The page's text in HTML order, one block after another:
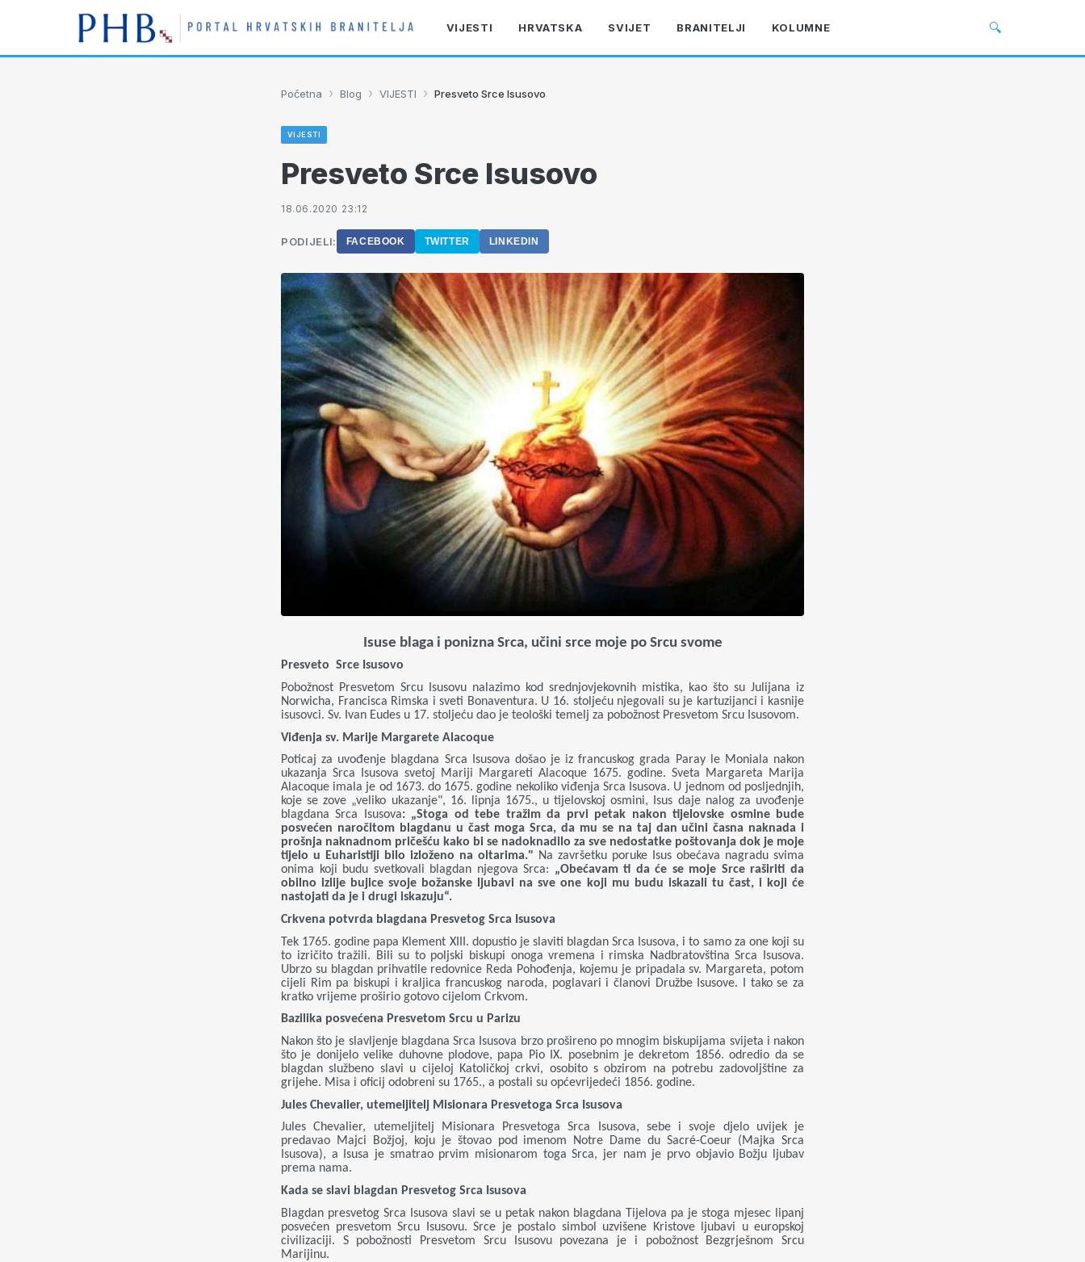
VIJESTI HRVATSKA SVIJET BRANITELJI KOLUMNE 🔍
Početna › Blog › VIJESTI › Presveto Srce Isusovo
VIJESTI
Presveto Srce Isusovo
18.06.2020 23:12
PODIJELI: FACEBOOK TWITTER LINKEDIN
Isuse blaga i ponizna Srca, učini srce moje po Srcu svome
Presveto Srce Isusovo
Pobožnost Presvetom Srcu Isusovu nalazimo kod srednjovjekovnih mistika, kao što su Julijana iz
Norwicha, Francisca Rimska i sveti Bonaventura. U 16. stoljeću njegovali su je kartuzijanci i kasnije
isusovci. Sv. Ivan Eudes u 17. stoljeću dao je teološki temelj za pobožnost Presvetom Srcu Isusovom.
Viđenja sv. Marije Margarete Alacoque
Poticaj za uvođenje blagdana Srca Isusova došao je iz francuskog grada Paray le Moniala nakon
ukazanja Srca Isusova svetoj Mariji Margareti Alacoque 1675. godine. Sveta Margareta Marija
Alacoque imala je od 1673. do 1675. godine nekoliko viđenja Srca Isusova. U jednom od posljednjih,
koje se zove „veliko ukazanje", 16. lipnja 1675., u tijelovskoj osmini, Isus daje nalog za uvođenje
blagdana Srca Isusova: „Stoga od tebe tražim da prvi petak nakon tijelovske osmine bude
posvećen naročitom blagdanu u čast moga Srca, da mu se na taj dan učini časna naknada i
prošnja naknadnom pričešću kako bi se nadoknadilo za sve nedostatke poštovanja dok je moje
tijelo u Euharistiji bilo izloženo na oltarima." Na završetku poruke Isus obećava nagradu svima
onima koji budu svetkovali blagdan njegova Srca: „Obećavam ti da će se moje Srce raširiti da
obilno izlije bujice svoje božanske ljubavi na sve one koji mu budu iskazali tu čast, i koji će
nastojati da je i drugi iskazuju“.
Crkvena potvrda blagdana Presvetog Srca Isusova
Tek 1765. godine papa Klement XIII. dopustio je slaviti blagdan Srca Isusova, i to samo za one koji su
to izričito tražili. Bili su to poljski biskupi onoga vremena i rimska Nadbratovština Srca Isusova.
Ubrzo su blagdan prihvatile redovnice Reda Pohođenja, kojemu je pripadala sv. Margareta, potom
cijeli Rim pa biskupi i kraljica francuskog naroda, poglavari i članovi Družbe Isusove. I tako se za
kratko vrijeme proširio gotovo cijelom Crkvom.
Bazilika posvećena Presvetom Srcu u Parizu
Nakon što je slavljenje blagdana Srca Isusova brzo prošireno po mnogim biskupijama svijeta i nakon
što je donijelo velike duhovne plodove, papa Pio IX. posebnim je dekretom 1856. odredio da se
blagdan službeno slavi u cijeloj Katoličkoj crkvi, osobito s obzirom na potrebu zadovoljštine za
grijehe. Misa i oficij odobreni su 1765., a postali su općevrijedeći 1856. godine.
Jules Chevalier, utemeljitelj Misionara Presvetoga Srca Isusova
Jules Chevalier, utemeljitelj Misionara Presvetoga Srca Isusova, sebe i svoje djelo uvijek je
predavao Majci Božjoj, koju je štovao pod imenom Notre Dame du Sacré-Coeur (Majka Srca
Isusova), a Isusa je smatrao prvim misionarom toga Srca, jer nam je prvo objavio Božju ljubav
prema nama.
Kada se slavi blagdan Presvetog Srca Isusova
Blagdan presvetog Srca Isusova slavi se u petak nakon blagdana Tijelova pa je stoga mjesec lipanj
posvećen presvetom Srcu Isusovu. Srce je postalo simbol uzvišene Kristove ljubavi u europskoj
civilizaciji. S pobožnosti Presvetom Srcu Isusovu povezana je i pobožnost Bezgrješnom Srcu
Marijinu.